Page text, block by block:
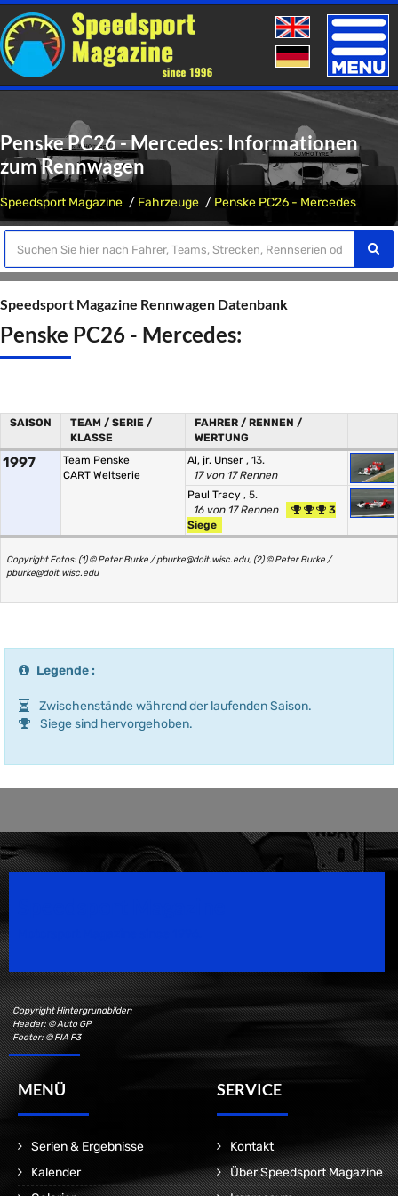
Toggle
Penske PC26 - Mercedes: Informationen
zum Rennwagen
Speedsport Magazine Fahrzeuge Penske PC26 - Mercedes
Speedsport Magazine Rennwagen Datenbank
Penske PC26 - Mercedes:
SAISON
TEAM / SERIE /
KLASSE
FAHRER / RENNEN /
WERTUNG
1997
Team Penske
CART Weltserie
Al, jr. Unser , 13.
17 von 17 Rennen
Paul Tracy , 5.
16 von 17 Rennen
3
Siege
Copyright Fotos: (1) © Peter Burke / pburke@doit.wisc.edu, (2) © Peter Burke /
pburke@doit.wisc.edu
Legende :
Zwischenstände während der laufenden Saison.
Siege sind hervorgehoben.
Copyright Hintergrundbilder:
Header: © Auto GP
Footer: © FIA F3
MENÜ
Serien & Ergebnisse
Kalender
SERVICE
Kontakt
Über Speedsport Magazine